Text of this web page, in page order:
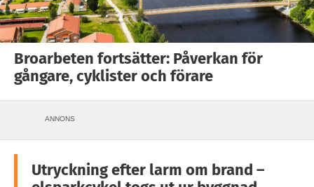
Broarbeten fortsätter: Påverkan för
gångare, cyklister och förare
ANNONS
Utryckning efter larm om brand –